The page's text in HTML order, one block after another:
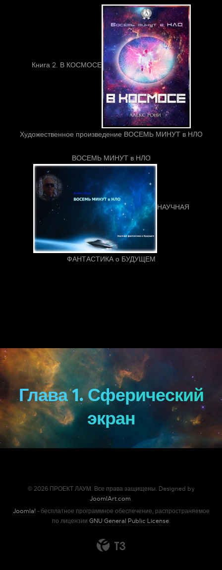
Книга 2. В КОСМОСЕ
Художественное произведение ВОСЕМЬ МИНУТ в НЛО
ВОСЕМЬ МИНУТ в НЛО
НАУЧНАЯ
ФАНТАСТИКА о БУДУЩЕМ
Глава 1. Сферический
экран
© 2026 ПРОЕКТ ЛАУМ. Все права защищены. Designed by
JoomlArt.com.
Joomla!- бесплатное программное обеспечение, распространяемое
по лицензии GNU General Public License.